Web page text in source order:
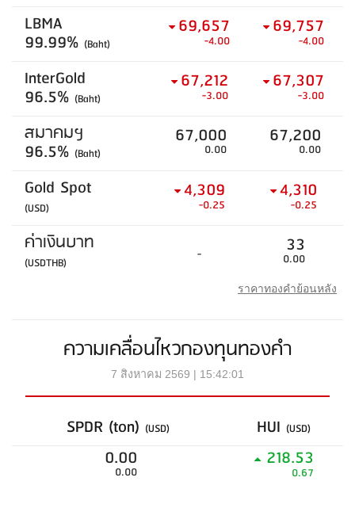
LBMA
99.99% (Baht)
69,657
-4.00
69,757
-4.00
InterGold
96.5% (Baht)
67,212
-3.00
67,307
-3.00
สมาคมฯ
96.5% (Baht)
67,000
0.00
67,200
0.00
Gold Spot
(USD)
4,309
-0.25
4,310
-0.25
ค่าเงินบาท
(USDTHB) - 33
0.00
ราคาทองคำย้อนหลัง
ความเคลื่อนไหวกองทุนทองคำ
7 สิงหาคม 2569 | 15:42:01
SPDR (ton) (USD) HUI (USD)
0.00
0.00
218.53
0.67